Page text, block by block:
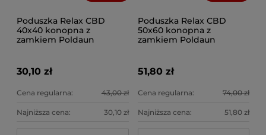
Poduszka Relax CBD
40x40 konopna z
zamkiem Poldaun
30,10 zł
Cena regularna: 43,00 zł
Najniższa cena: 30,10 zł
Poduszka Relax CBD
50x60 konopna z
zamkiem Poldaun
51,80 zł
Cena regularna: 74,00 zł
Najniższa cena: 51,80 zł